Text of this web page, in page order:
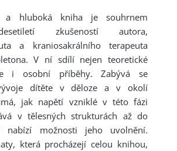
a hluboká kniha je souhrnem
zkušeností autora,
a kraniosakrálního terapeuta
V ní sdílí nejen teoretické
i osobní příběhy. Zabývá se
dítěte v děloze a v okolí
jak napětí vzniklé v této fázi
v tělesných strukturách až do
nabízí možnosti jeho uvolnění.
která procházejí celou knihou,